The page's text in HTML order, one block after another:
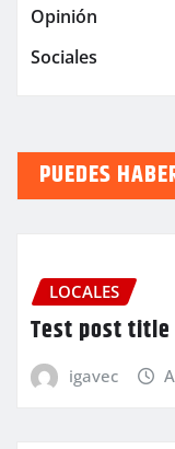
Opinión
Sociales
PUEDES
LOCALES
Test post title
igavec